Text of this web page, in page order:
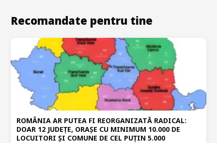
Recomandate pentru tine
ROMÂNIA AR PUTEA FI REORGANIZATĂ RADICAL:
DOAR 12 JUDEȚE, ORAȘE CU MINIMUM 10.000 DE
LOCUITORI ȘI COMUNE DE CEL PUȚIN 5.000